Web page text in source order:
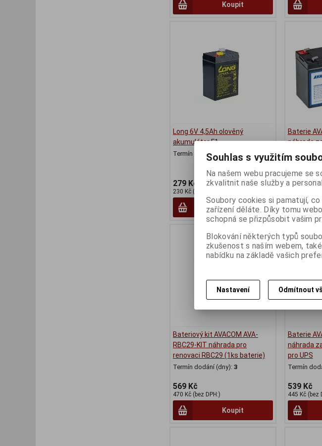
Koupit
Long 6V 4,5Ah olověný
akumulátor F1
Termín dodání (dny): 4
279 Kč
230 Kč (bez DPH:)
Koupit
Baterie
náhrada
466 Kč
Bateriový kit AVACOM AVA-
RBC29-KIT náhrada pro
renovaci RBC29 (1ks baterie)
Termín dodání (dny): 3
569 Kč
470 Kč (bez DPH:)
Koupit
Baterie
náhrada
pro UPS
Termín
539 Kč
445 Kč (bez
Souhlas s využitím
Na našem webu pracujeme se
zkvalitnit naše služby a
Soubory cookies si pamatují,
zařízení děláte. Díky tomu
schopná se přizpůsobit vašim
Blokování některých typů
zkušenost s naším webem,
nabídku na základě vašich
Nastavení Odmítnout